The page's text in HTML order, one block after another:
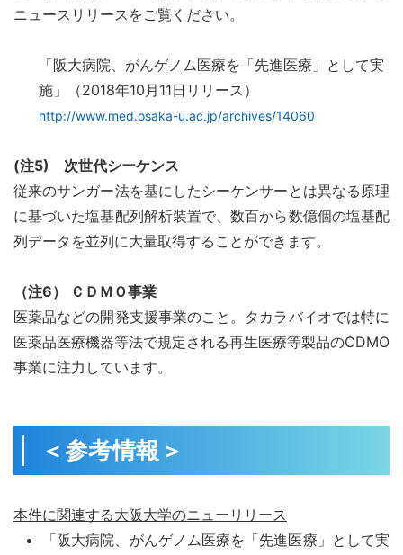
ニュースリリースをご覧ください。
「阪大病院、がんゲノム医療を「先進医療」として実
施」（2018年10月11日リリース）
http://www.med.osaka-u.ac.jp/archives/14060
(注5) 次世代シーケンス
従来のサンガー法を基にしたシーケンサーとは異なる原理
に基づいた塩基配列解析装置で、数百から数億個の塩基配
列データを並列に大量取得することができます。
（注6） ＣＤＭＯ事業
医薬品などの開発支援事業のこと。タカラバイオでは特に
医薬品医療機器等法で規定される再生医療等製品のCDMO
事業に注力しています。
＜参考情報＞
本件に関連する大阪大学のニューリリース
「阪大病院、がんゲノム医療を「先進医療」として実